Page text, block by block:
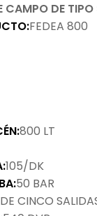
CAMPO DE
FEDEA 800
800 LT
105/DK
50 BAR
CINCO